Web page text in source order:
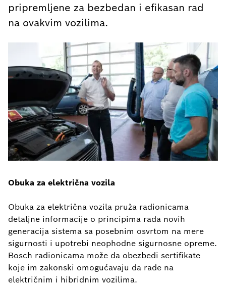
pripremljene za bezbedan i efikasan rad
na ovakvim vozilima.
Obuka za električna vozila
Obuka za električna vozila pruža radionicama
detaljne informacije o principima rada novih
generacija sistema sa posebnim osvrtom na mere
sigurnosti i upotrebi neophodne sigurnosne opreme.
Bosch radionicama može da obezbedi sertifikate
koje im zakonski omogućavaju da rade na
električnim i hibridnim vozilima.